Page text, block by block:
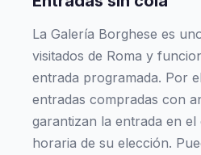
La Galería Borghese es
visitados de Roma y
entrada programada. Por
entradas compradas con
garantizan la entrada en el
horaria de su elección.